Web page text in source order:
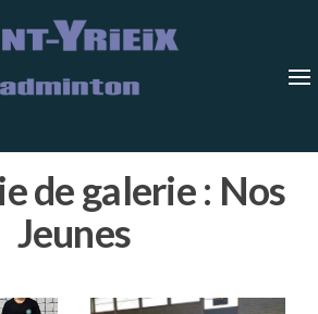
de galerie : Nos
Jeunes